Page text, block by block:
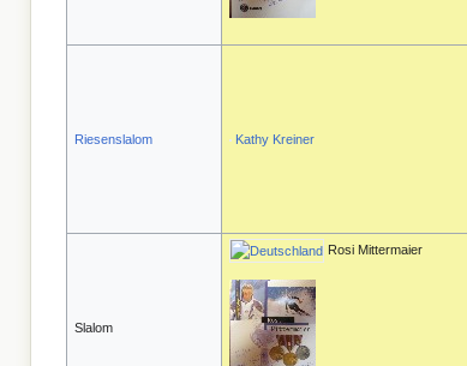
Riesenslalom Kathy Kreiner
Slalom
Rosi Mittermaier